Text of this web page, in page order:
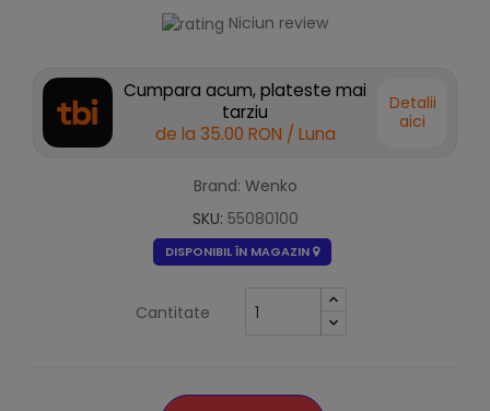
Niciun review
Cumpara acum, plateste mai
tarziu
de la 35.00 RON / Luna
Detalii
aici
Brand: Wenko
SKU: 55080100
DISPONIBIL ÎN MAGAZIN
Cantitate